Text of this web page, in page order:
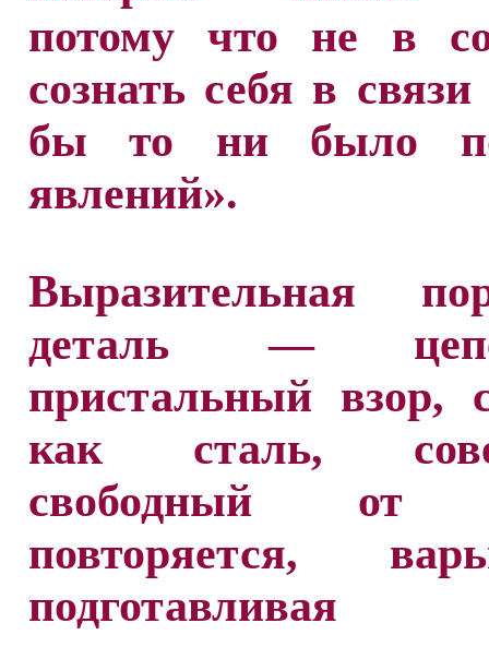
потому что не в
сознать себя в
бы то ни было
явлений».
Выразительная
деталь —
пристальный взор,
как сталь,
свободный от
повторяется,
подготавливая